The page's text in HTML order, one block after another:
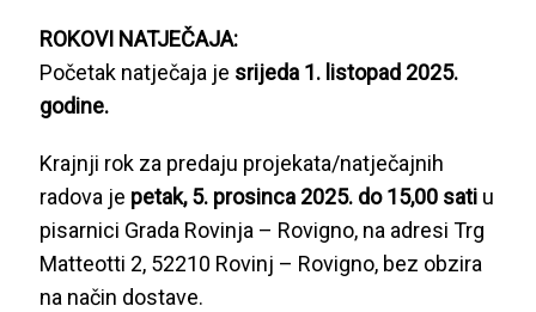
ROKOVI NATJEČAJA:
Početak natječaja je srijeda 1. listopad 2025.
godine.
Krajnji rok za predaju projekata/natječajnih
radova je petak, 5. prosinca 2025. do 15,00 sati u
pisarnici Grada Rovinja – Rovigno, na adresi Trg
Matteotti 2, 52210 Rovinj – Rovigno, bez obzira
na način dostave.